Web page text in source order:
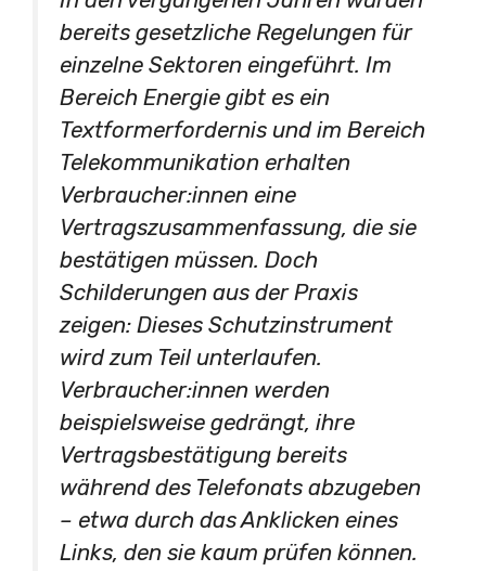
bereits gesetzliche Regelungen für
einzelne Sektoren eingeführt. Im
Bereich Energie gibt es ein
Textformerfordernis und im Bereich
Telekommunikation erhalten
Verbraucher:innen eine
Vertragszusammenfassung, die sie
bestätigen müssen. Doch
Schilderungen aus der Praxis
zeigen: Dieses Schutzinstrument
wird zum Teil unterlaufen.
Verbraucher:innen werden
beispielsweise gedrängt, ihre
Vertragsbestätigung bereits
während des Telefonats abzugeben
– etwa durch das Anklicken eines
Links, den sie kaum prüfen können.